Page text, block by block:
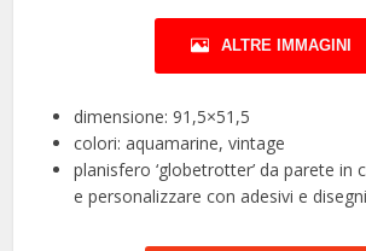
ALTRE IMMAGINI
dimensione: 91,5×51,5
colori: aquamarine, vintage
planisfero ‘globetrotter’ da parete in
e personalizzare con adesivi e disegni